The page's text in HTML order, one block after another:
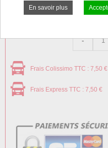
± 2 jours ouvrés
Frais Colissimo TTC : 7,50 €
Frais Express TTC : 7,50 €